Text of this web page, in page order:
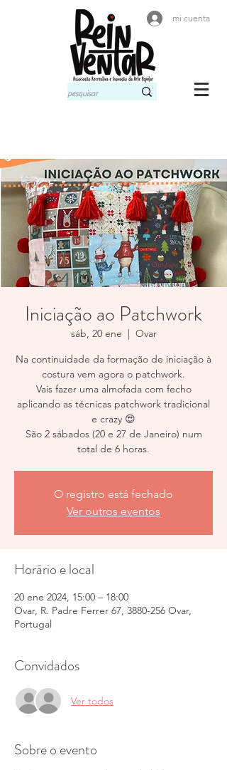
mi cuenta
Iniciação ao Patchwork
sáb, 20 ene
  |
Ovar
Na continuidade da formação de iniciação à
costura vem agora o patchwork.
Vais fazer uma almofada com fecho
aplicando as técnicas patchwork tradicional
e crazy 😍
São 2 sábados (20 e 27 de Janeiro) num
total de 6 horas.
O registro está fechado
Ver outros eventos
Horário e local
20 ene 2024, 15:00 – 18:00
Ovar, R. Padre Ferrer 67, 3880-256 Ovar,
Portugal
Convidados
Ver todos
Sobre o evento